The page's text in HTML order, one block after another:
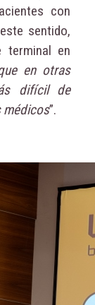
con
sentido,
terminal en
en otras
difícil de
médicos”.